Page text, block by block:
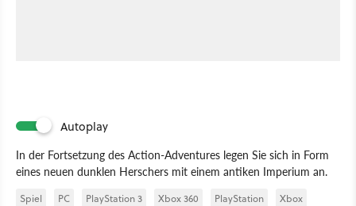
Autoplay
In der Fortsetzung des Action-Adventures legen Sie sich in Form
eines neuen dunklen Herschers mit einem antiken Imperium an.
Spiel PC PlayStation 3 Xbox 360 PlayStation
Xbox